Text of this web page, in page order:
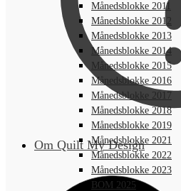
Om Quilt My Design
Månedsblokke 2011
Månedsblokke 2012
Månedsblokke 2013
Månedsblokke 2014
Månedsblokke 2015
Månedsblokke 2016
Månedsblokke 2017
Månedsblokke 2018
Månedsblokke 2019
Månedsblokke 2021
Månedsblokke 2022
Månedsblokke 2023
BOM 2025